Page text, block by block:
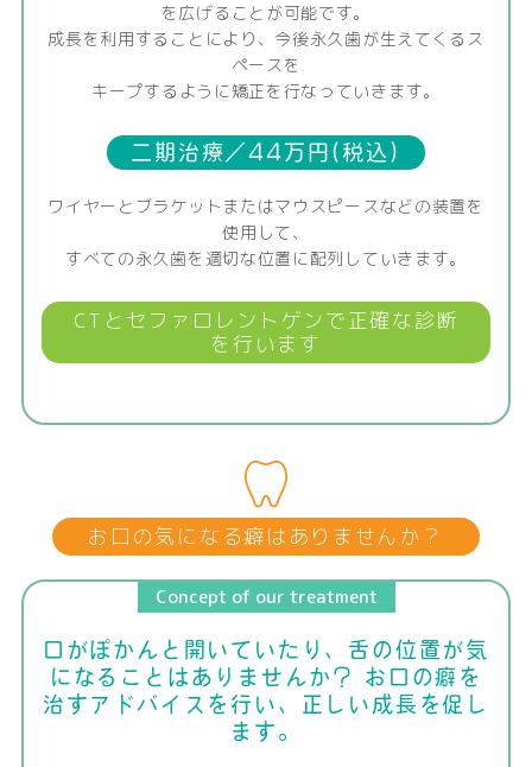
を広げることが可能です。
成長を利用することにより、今後永久歯が生えてくるス
ペースを
キープするように矯正を行なっていきます。
二期治療／44万円(税込)
ワイヤーとブラケットまたはマウスピースなどの装置を
使用して、
すべての永久歯を適切な位置に配列していきます。
CTとセファロレントゲンで正確な診断
を行います
お口の気になる癖はありませんか？
Concept of our treatment
口がぽかんと開いていたり、舌の位置が気
になることはありませんか？
お口の癖を
治すアドバイスを行い、正しい成長を促し
ます。